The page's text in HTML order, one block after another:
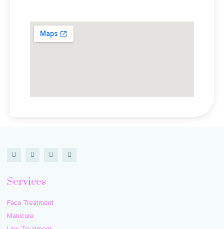
Services
Face Treatment
Manicure